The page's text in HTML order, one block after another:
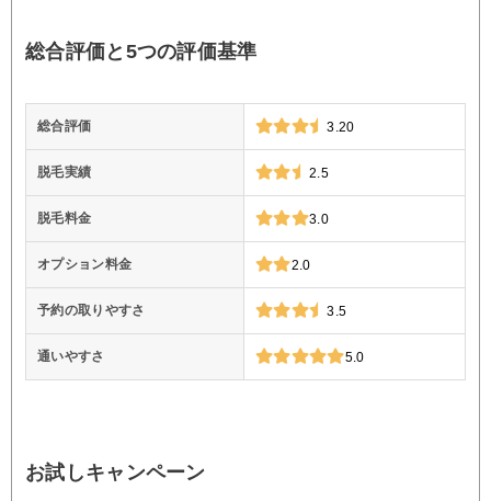
総合評価と5つの評価基準
総合評価 3.20
脱毛実績 2.5
脱毛料金 3.0
オプション料金 2.0
予約の取りやすさ 3.5
通いやすさ 5.0
お試しキャンペーン